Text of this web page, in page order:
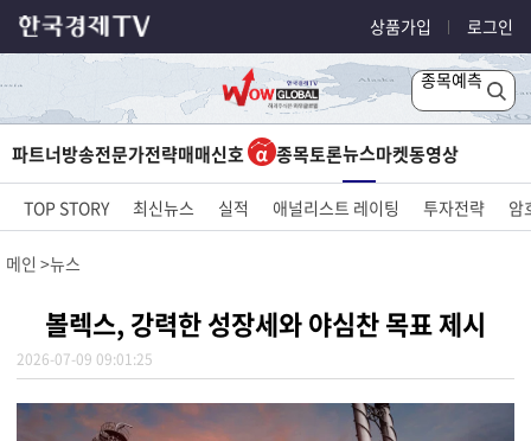
상품가입 로그인
종목예측
파트너방송전문가전략매매신호 종목토론뉴스마켓동영상
TOP STORY 최신뉴스 실적 애널리스트 레이팅 투자전략 암
메인 뉴스
볼렉스, 강력한 성장세와 야심찬 목표 제시
2026-07-09 09:01:25